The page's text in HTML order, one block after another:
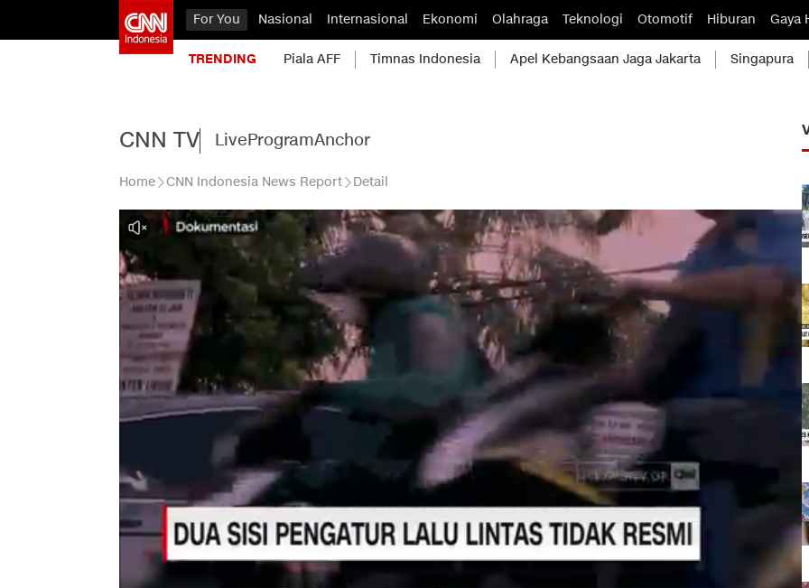
For You Nasional Internasional Ekonomi Olahraga Teknologi Otomotif Hiburan Gaya
TRENDING Piala AFF Timnas Indonesia Apel Kebangsaan Jaga Jakarta Singapura
CNN TV LiveProgramAnchor
Home CNN Indonesia News Report Detail